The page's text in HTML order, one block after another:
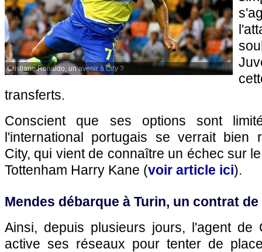
Cristiano Ronaldo, un avenir à City ?
transferts.
Conscient que ses options sont
l'international portugais se verrait bien
City, qui vient de connaître un échec sur
Tottenham Harry Kane (voir article ici).
Mendes débarque à Turin, un contrat
Ainsi, depuis plusieurs jours, l'agent de
active ses réseaux pour tenter de